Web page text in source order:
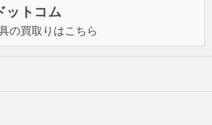
ットコム
の買取りはこちら